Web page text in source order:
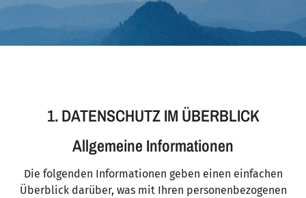
1. DATENSCHUTZ IM ÜBERBLICK
Allgemeine Informationen
Die folgenden Informationen geben einen einfachen
Überblick darüber, was mit Ihren personenbezogenen